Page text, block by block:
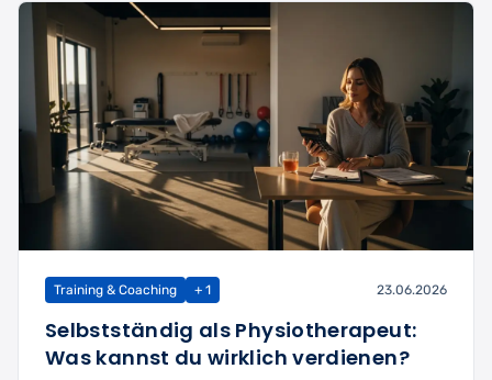
Training & Coaching + 1 23.06.2026
Selbstständig als Physiotherapeut:
Was kannst du wirklich verdienen?